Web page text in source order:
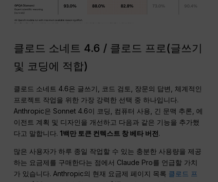
클로드 소네트 4.6 / 클로드 프로(글쓰기
및 코딩에 적합)
클로드 소네트 4.6은 글쓰기, 코드 검토, 장문의 답변, 체계적인
프로젝트 작업을 위한 가장 강력한 선택 중 하나입니다.
Anthropic은 Sonnet 4.6이 코딩, 컴퓨터 사용, 긴 문맥 추론, 에
이전트 계획 및 디자인을 개선하고 다음과 같은 기능을 추가했
다고 말합니다.1백만 토큰 컨텍스트 창 베타 버전.
많은 사용자가 하루 종일 작업할 수 있는 충분한 사용량을 제공
하는 요금제를 구매한다는 점에서 Claude Pro를 언급할 가치
가 있습니다. Anthropic의 현재 요금제 페이지 목록 클로드 프